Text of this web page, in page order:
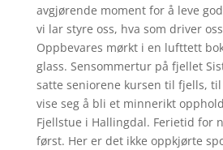
avgjørende moment for å leve
vi lar styre oss, hva som driver
Oppbevares mørkt i en lufttett
glass. Sensommertur på fjellet
satte seniorene kursen til fjells,
vise seg å bli et minnerikt
Fjellstue i Hallingdal. Ferietid for
først. Her er det ikke oppkjørte